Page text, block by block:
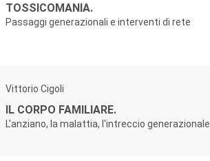
TOSSICOMANIA.
Passaggi generazionali e interventi di rete
Vittorio Cigoli
IL CORPO FAMILIARE.
L'anziano, la malattia, l'intreccio generazionale